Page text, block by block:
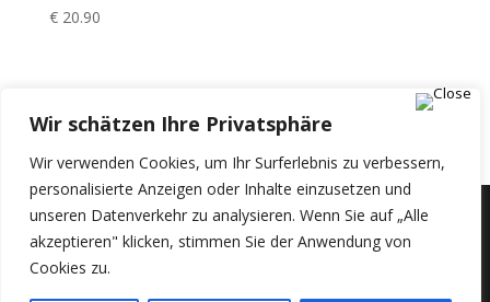
Wir schätzen Ihre Privatsphäre
Wir verwenden Cookies, um Ihr Surferlebnis zu verbessern,
personalisierte Anzeigen oder Inhalte einzusetzen und
unseren Datenverkehr zu analysieren. Wenn Sie auf „Alle
akzeptieren" klicken, stimmen Sie der Anwendung von
Cookies zu.
€20.90
© 2024 The Handmade © 2024 | +43 665 65829181 |